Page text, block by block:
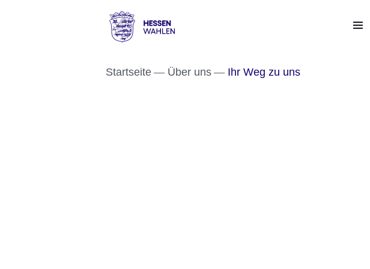
Direkt zum Kopf der Seite
Direkt zum Inhalt
Direkt zum Fuß der Seite
-
Wahlen
Startseite Über uns Ihr Weg zu uns